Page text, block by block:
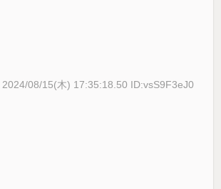
2024/08/15(木) 17:35:18.50 ID:vsS9F3eJ0